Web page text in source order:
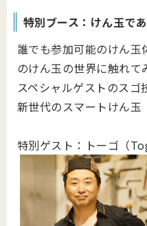
特別ブース：けん玉で
誰でも参加可能のけん玉
のけん玉の世界に触れて
スペシャルゲストのスゴ
新世代のスマートけん玉
特別ゲスト：トーゴ（